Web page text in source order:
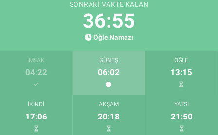
SONRAKI VAKTE KALAN
36:54
Öğle Namazı
İMSAK
04:22
GÜNEŞ
06:02
ÖĞLE
13:15
İKINDI
17:06
AKŞAM
20:18
YATSI
21:50